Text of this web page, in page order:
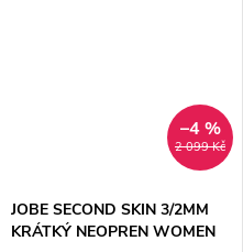
2 099 Kč
–4 %
JOBE SECOND SKIN 3/2MM
KRÁTKÝ NEOPREN WOMEN